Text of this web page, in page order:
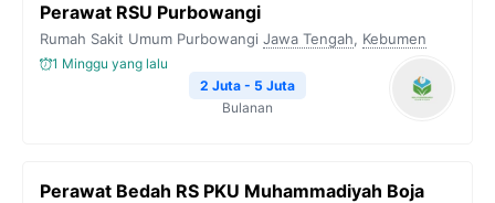
Perawat RSU Purbowangi
Rumah Sakit Umum Purbowangi Jawa Tengah, Kebumen
1 Minggu yang lalu
2 Juta - 5 Juta
Bulanan
Perawat Bedah RS PKU Muhammadiyah Boja